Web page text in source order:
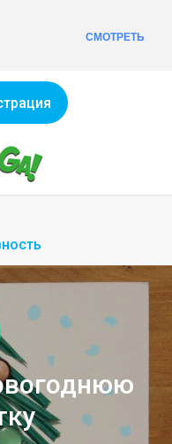
СМОТРЕТЬ